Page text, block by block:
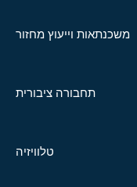
משכנתאות וייעוץ מחזור
תחבורה ציבורית
טלוויזיה